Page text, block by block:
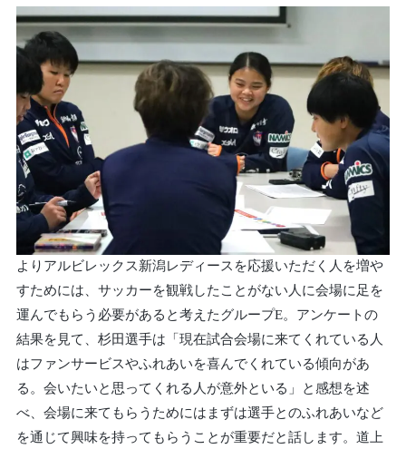
よりアルビレックス新潟レディースを応援いただく人を増や
すためには、サッカーを観戦したことがない人に会場に足を
運んでもらう必要があると考えたグループE。アンケートの
結果を見て、杉田選手は「現在試合会場に来てくれている人
はファンサービスやふれあいを喜んでくれている傾向があ
る。会いたいと思ってくれる人が意外といる」と感想を述
べ、会場に来てもらうためにはまずは選手とのふれあいなど
を通じて興味を持ってもらうことが重要だと話します。道上